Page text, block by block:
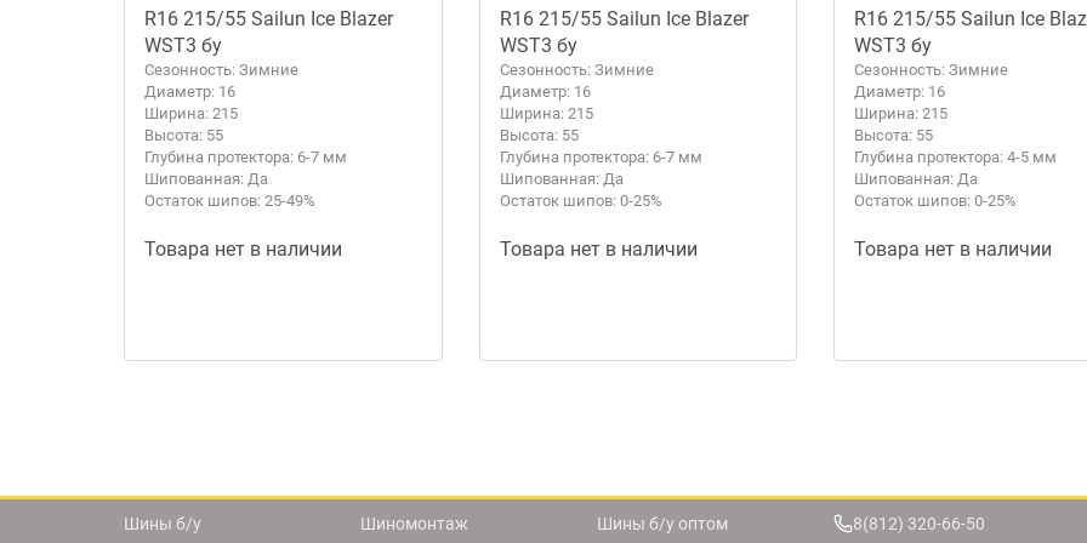
R16 215/55 Sailun Ice Blazer
WST3 бу
Сезонность: Зимние
Диаметр: 16
Ширина: 215
Высота: 55
Глубина протектора: 6-7 мм
Шипованная: Да
Остаток шипов: 25-49%
Товара нет в наличии
R16 215/55 Sailun Ice Blazer
WST3 бу
Сезонность: Зимние
Диаметр: 16
Ширина: 215
Высота: 55
Глубина протектора: 6-7 мм
Шипованная: Да
Остаток шипов: 0-25%
Товара нет в наличии
R16 215/55 Sailun Ice
WST3 бу
Сезонность: Зимние
Диаметр: 16
Ширина: 215
Высота: 55
Глубина протектора: 4-5 мм
Шипованная: Да
Остаток шипов: 0-25%
Товара нет в наличии
Шины б/у Шиномонтаж Шины б/у оптом 8(812) 320-66-50